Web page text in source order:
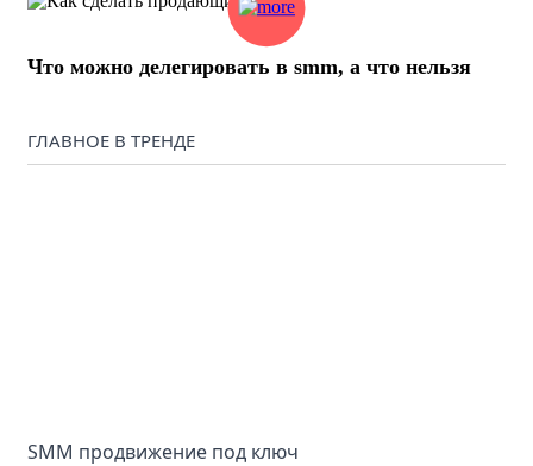
Что можно делегировать в smm, а что нельзя
ГЛАВНОЕ В ТРЕНДЕ
SMM продвижение под ключ